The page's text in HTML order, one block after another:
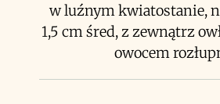
w luźnym kwiatostanie,
1,5 cm śred, z zewnątrz
owocem